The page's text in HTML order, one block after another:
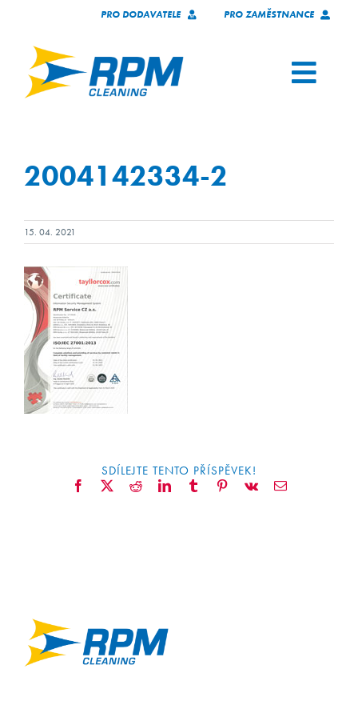
PRO DODAVATELE PRO ZAMĚSTNANCE
OUR CLIENTS
WHO WE ARE
TECHNOLOGY
JOIN OUR TEAM
CONTACT
2004142334-2
15. 04. 2021
SDÍLEJTE TENTO PŘÍSPĚVEK!
Facebook
X RedditLinkedIn TumblrPinterestVk Email